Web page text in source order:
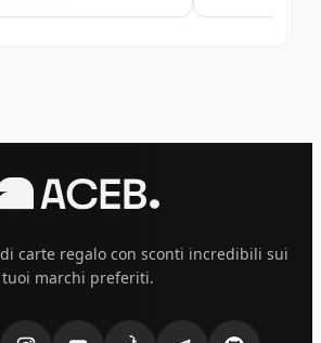
carte regalo con sconti incredibili sui
tuoi marchi preferiti.